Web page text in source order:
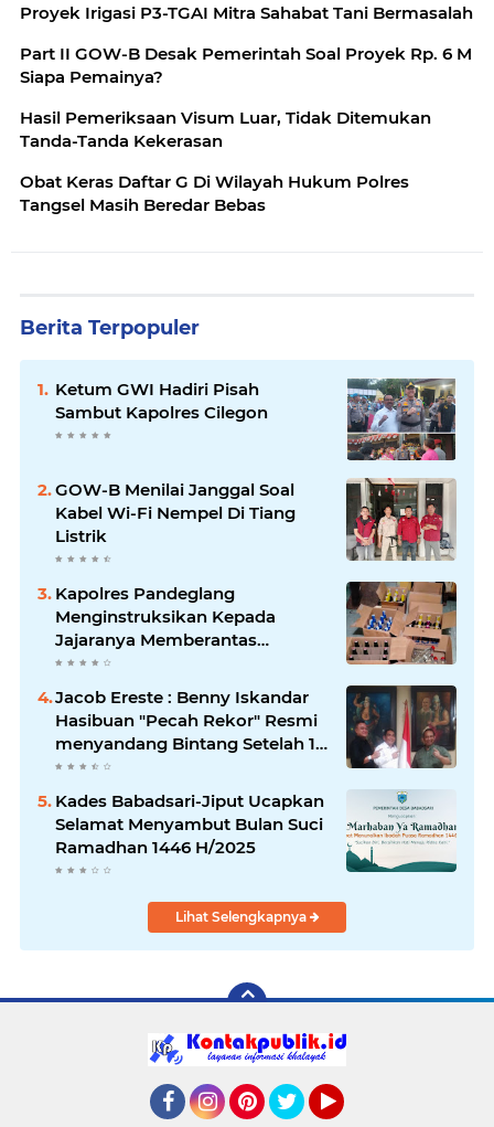
Proyek Irigasi P3-TGAI Mitra Sahabat Tani Bermasalah
Part II GOW-B Desak Pemerintah Soal Proyek Rp. 6 M
Siapa Pemainya?
Hasil Pemeriksaan Visum Luar, Tidak Ditemukan
Tanda-Tanda Kekerasan
Obat Keras Daftar G Di Wilayah Hukum Polres
Tangsel Masih Beredar Bebas
Berita Terpopuler
Ketum GWI Hadiri Pisah
Sambut Kapolres Cilegon
GOW-B Menilai Janggal Soal
Kabel Wi-Fi Nempel Di Tiang
Listrik
Kapolres Pandeglang
Menginstruksikan Kepada
Jajaranya Memberantas
Peredaran Miras
Jacob Ereste : Benny Iskandar
Hasibuan "Pecah Rekor" Resmi
menyandang Bintang Setelah 14
Tahun Ngejokrok Berpangjat
Kades Babadsari-Jiput Ucapkan
Selamat Menyambut Bulan Suci
Ramadhan 1446 H/2025
Lihat Selengkapnya